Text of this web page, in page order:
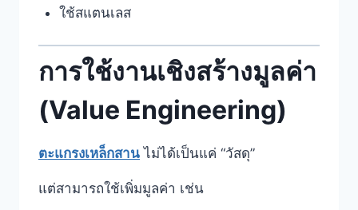
ใช้สแตนเลส
การใช้งานเชิงสร้างมูลค่า
(Value Engineering)
ตะแกรงเหล็กสาน ไม่ได้เป็นแค่ “วัสดุ”
แต่สามารถใช้เพิ่มมูลค่า เช่น